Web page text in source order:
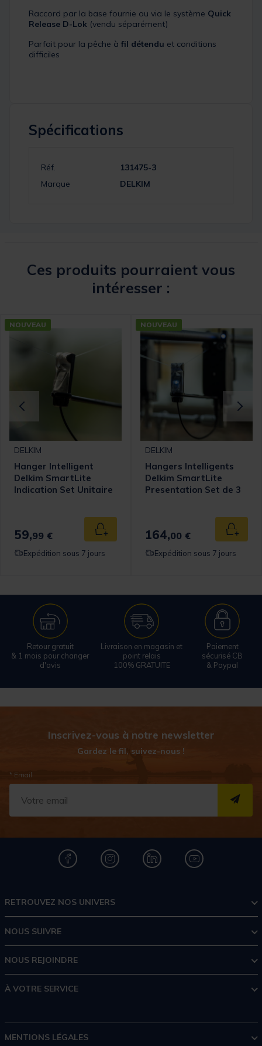
Raccord par la base fournie ou via le système Quick
Release D-Lok (vendu séparément)
Parfait pour la pêche à fil détendu et conditions
difficiles
Spécifications
Réf.
131475-3
Marque
DELKIM
Ces produits pourraient vous
intéresser :
panier
NOUVEAU
DELKIM
Hanger Intelligent
Delkim SmartLite
Indication Set Unitaire
59,99 € Ajouter au panier
Expédition sous 7 jours
NOUVEAU
DELKIM
Hangers Intelligents
Delkim SmartLite
Presentation Set de 3
164,00 €
Expédition sous 7 jours
Retour gratuit
& 1 mois pour changer
d'avis
Livraison en magasin et
point relais
100% GRATUITE
Paiement
sécurisé CB
& Paypal
Inscrivez-vous à notre newsletter
Gardez le fil, suivez-nous !
* Email
RETROUVEZ NOS UNIVERS
NOUS SUIVRE
NOUS REJOINDRE
À VOTRE SERVICE
MENTIONS LÉGALES